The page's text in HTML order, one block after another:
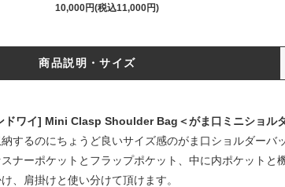
10,000円(税込11,000円)
商品説明・サイズ
ワイ] Mini Clasp Shoulder Bag＜がま口ミニショル
するのにちょうど良いサイズ感のがま口ショルダーバッ
ナーポケットとフラップポケット、中に内ポケットと
、肩掛けと使い分けて頂けます。